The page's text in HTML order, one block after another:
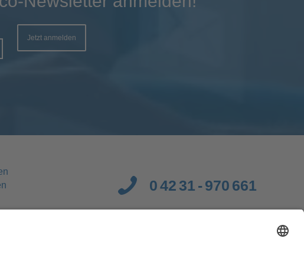
Jetzt anmelden
0 42 31 - 970 661